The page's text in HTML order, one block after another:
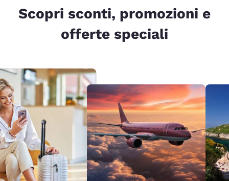
Scopri sconti, promozioni e
offerte speciali